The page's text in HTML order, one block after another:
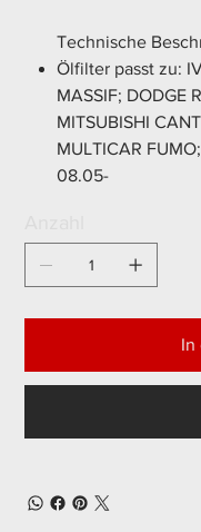
Technische
Ölfilter passt zu:
MASSIF; DODGE
MITSUBISHI
MULTICAR
08.05-
In